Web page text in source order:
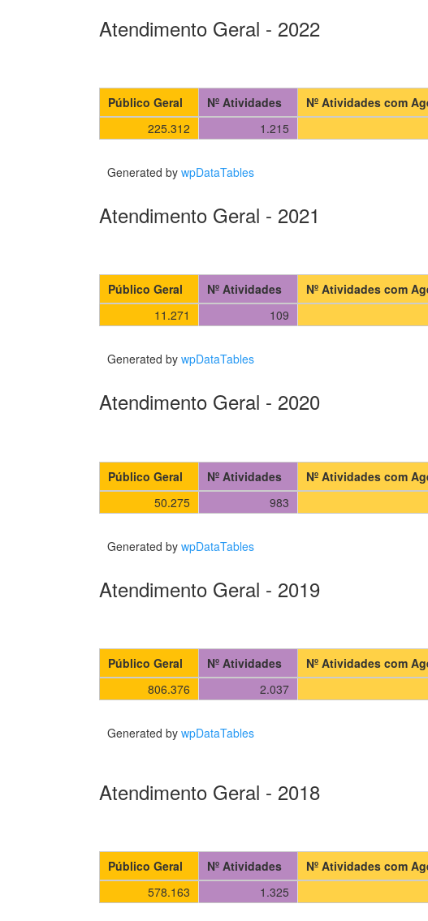
Atendimento Geral - 2022
Público Geral Nº Atividades Nº Atividades com
225.312
1.215
Generated by wpDataTables
Atendimento Geral - 2021
Público Geral Nº Atividades Nº Atividades com
11.271
109
Generated by wpDataTables
Atendimento Geral - 2020
Público Geral Nº Atividades Nº Atividades com
50.275
983
Generated by wpDataTables
Atendimento Geral - 2019
Público Geral Nº Atividades Nº Atividades com
806.376
2.037
Generated by wpDataTables
Atendimento Geral - 2018
Público Geral Nº Atividades Nº Atividades com
578.163
1.325